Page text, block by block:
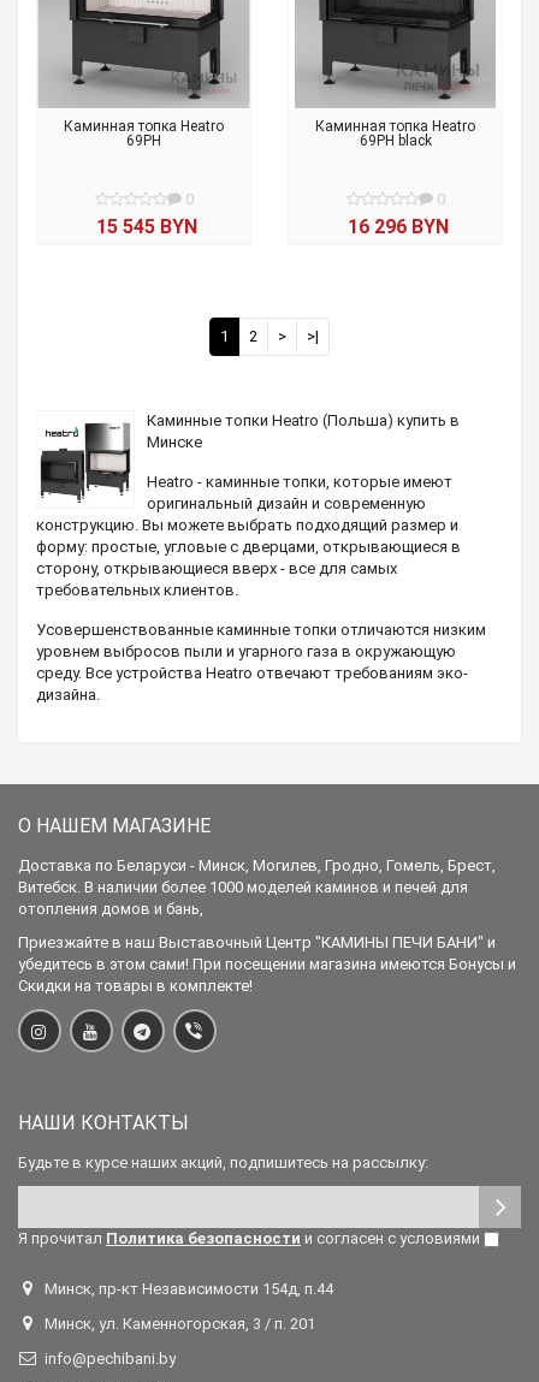
Каминная топка Heatro
69PH
0
15 545 BYN
Каминная топка Heatro
69PH black
0
16 296 BYN
1 2 > >|
Каминные топки Heatro (Польша) купить в
Минске
Heatro - каминные топки, которые имеют
оригинальный дизайн и современную
конструкцию. Вы можете выбрать подходящий размер и
форму: простые, угловые с дверцами, открывающиеся в
сторону, открывающиеся вверх - все для самых
требовательных клиентов.
Усовершенствованные каминные топки отличаются низким
уровнем выбросов пыли и угарного газа в окружающую
среду. Все устройства Heatro отвечают требованиям эко-
дизайна.
О НАШЕМ МАГАЗИНЕ
Доставка по Беларуси - Минск, Могилев, Гродно, Гомель, Брест,
Витебск. В наличии более 1000 моделей каминов и печей для
отопления домов и бань,
Приезжайте в наш Выставочный Центр "КАМИНЫ ПЕЧИ БАНИ" и
убедитесь в этом сами! При посещении магазина имеются Бонусы и
Скидки на товары в комплекте!
НАШИ КОНТАКТЫ
Будьте в курсе наших акций, подпишитесь на рассылку:
Я прочитал Политика безопасности и согласен с условиями
Минск, пр-кт Независимости 154д, п.44
Минск, ул. Каменногорская, 3 / п. 201
info@pechibani.by